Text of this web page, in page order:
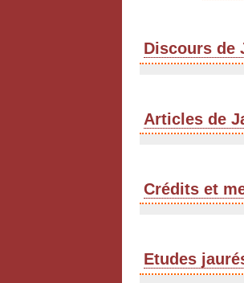
Discours de
Articles de
Crédits et
Etudes